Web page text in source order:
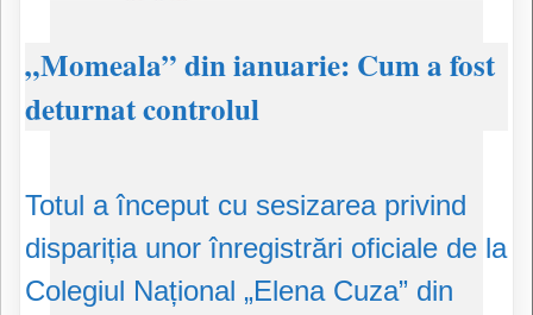
„Momeala” din ianuarie: Cum a fost
deturnat controlul
Totul a început cu sesizarea privind
dispariția unor înregistrări oficiale de la
Colegiul Național „Elena Cuza” din